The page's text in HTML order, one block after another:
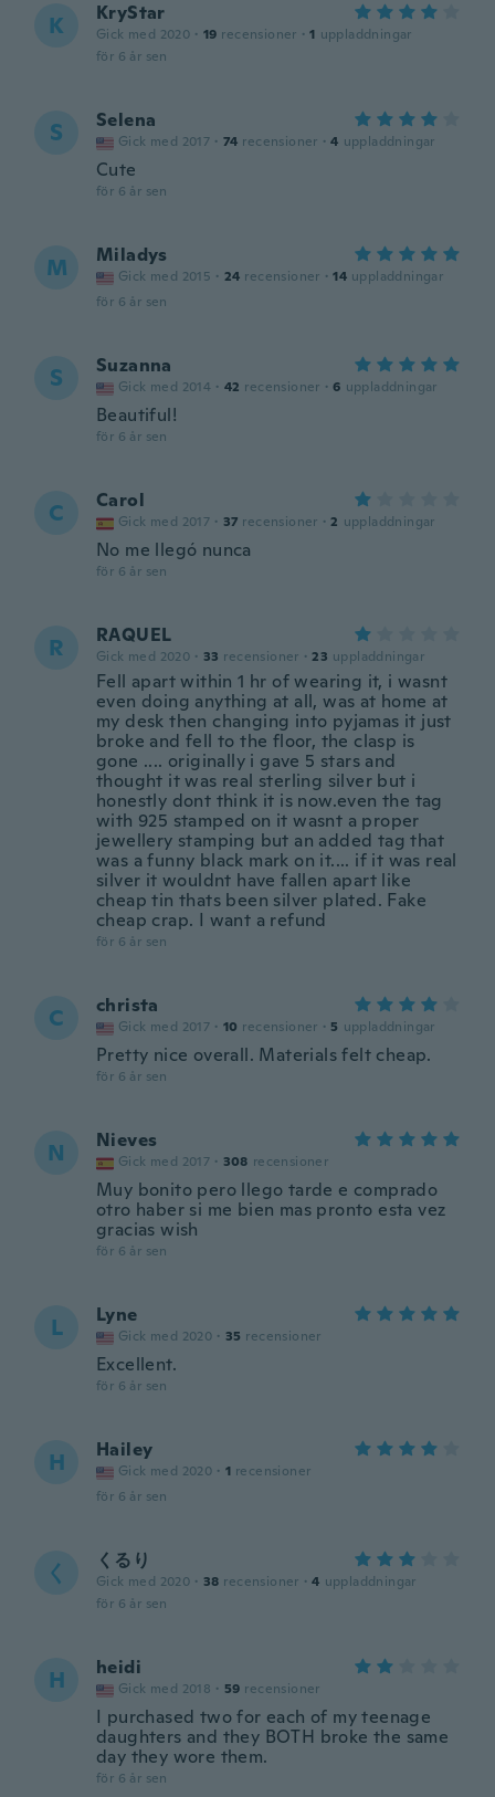
K KryStar
Gick med 2020 · 19 recensioner · 1 uppladdningar
för 6 år sen
S Selena
Gick med 2017 · 74 recensioner · 4 uppladdningar
Cute
för 6 år sen
M Miladys
Gick med 2015 · 24 recensioner · 14 uppladdningar
för 6 år sen
S Suzanna
Gick med 2014 · 42 recensioner · 6 uppladdningar
Beautiful!
för 6 år sen
C Carol
Gick med 2017 · 37 recensioner · 2 uppladdningar
No me llegó nunca
för 6 år sen
R RAQUEL
Gick med 2020 · 33 recensioner · 23 uppladdningar
Fell apart within 1 hr of wearing it, i wasnt
even doing anything at all, was at home at
my desk then changing into pyjamas it just
broke and fell to the floor, the clasp is
gone .... originally i gave 5 stars and
thought it was real sterling silver but i
honestly dont think it is now.even the tag
with 925 stamped on it wasnt a proper
jewellery stamping but an added tag that
was a funny black mark on it.... if it was real
silver it wouldnt have fallen apart like
cheap tin thats been silver plated. Fake
cheap crap. I want a refund
för 6 år sen
C christa
Gick med 2017 · 10 recensioner · 5 uppladdningar
Pretty nice overall. Materials felt cheap.
för 6 år sen
N Nieves
Gick med 2017 · 308 recensioner
Muy bonito pero llego tarde e comprado
otro haber si me bien mas pronto esta vez
gracias wish
för 6 år sen
L Lyne
Gick med 2020 · 35 recensioner
Excellent.
för 6 år sen
H Hailey
Gick med 2020 · 1 recensioner
för 6 år sen
く くるり
Gick med 2020 · 38 recensioner · 4 uppladdningar
för 6 år sen
H heidi
Gick med 2018 · 59 recensioner
I purchased two for each of my teenage
daughters and they BOTH broke the same
day they wore them.
för 6 år sen